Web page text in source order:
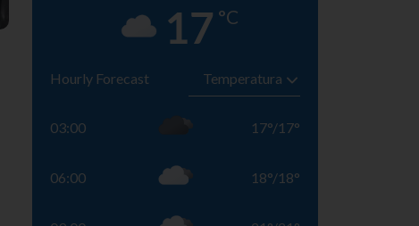
17 °C
Hourly Forecast
03:00 17°/17°
06:00 18°/18°